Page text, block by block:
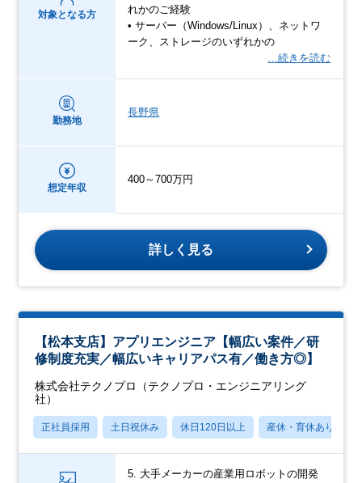
対象となる方
れかのご経験
• サーバー（Windows/Linux）、ネットワ
ーク、ストレージのいずれかの
…続きを読む
勤務地
長野県
想定年収
400～700万円
詳しく見る
【松本支店】アプリエンジニア【幅広い案件／研
修制度充実／幅広いキャリアパス有／働き方◎】
株式会社テクノプロ（テクノプロ・エンジニアリング
社）
正社員採用 土日祝休み 休日120日以上 産休・育休あり
5. 大手メーカーの産業用ロボットの開発